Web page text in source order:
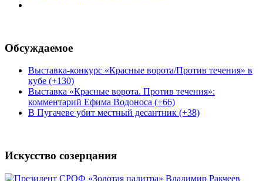
Обсуждаемое
Выставка-конкурс «Красные ворота/Против течения» в
кубе (+130)
Выставка «Красные ворота. Против течения»:
комментарий Ефима Водоноса (+66)
В Пугачеве убит местный десантник (+38)
Искусство созерцания